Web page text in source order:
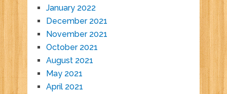
January 2022
December 2021
November 2021
October 2021
August 2021
May 2021
April 2021